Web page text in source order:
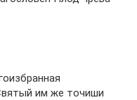
им же точиши